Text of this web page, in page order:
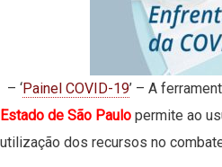
– ‘Painel COVID-19’ – A
Estado de São Paulo permite ao
utilização dos recursos no